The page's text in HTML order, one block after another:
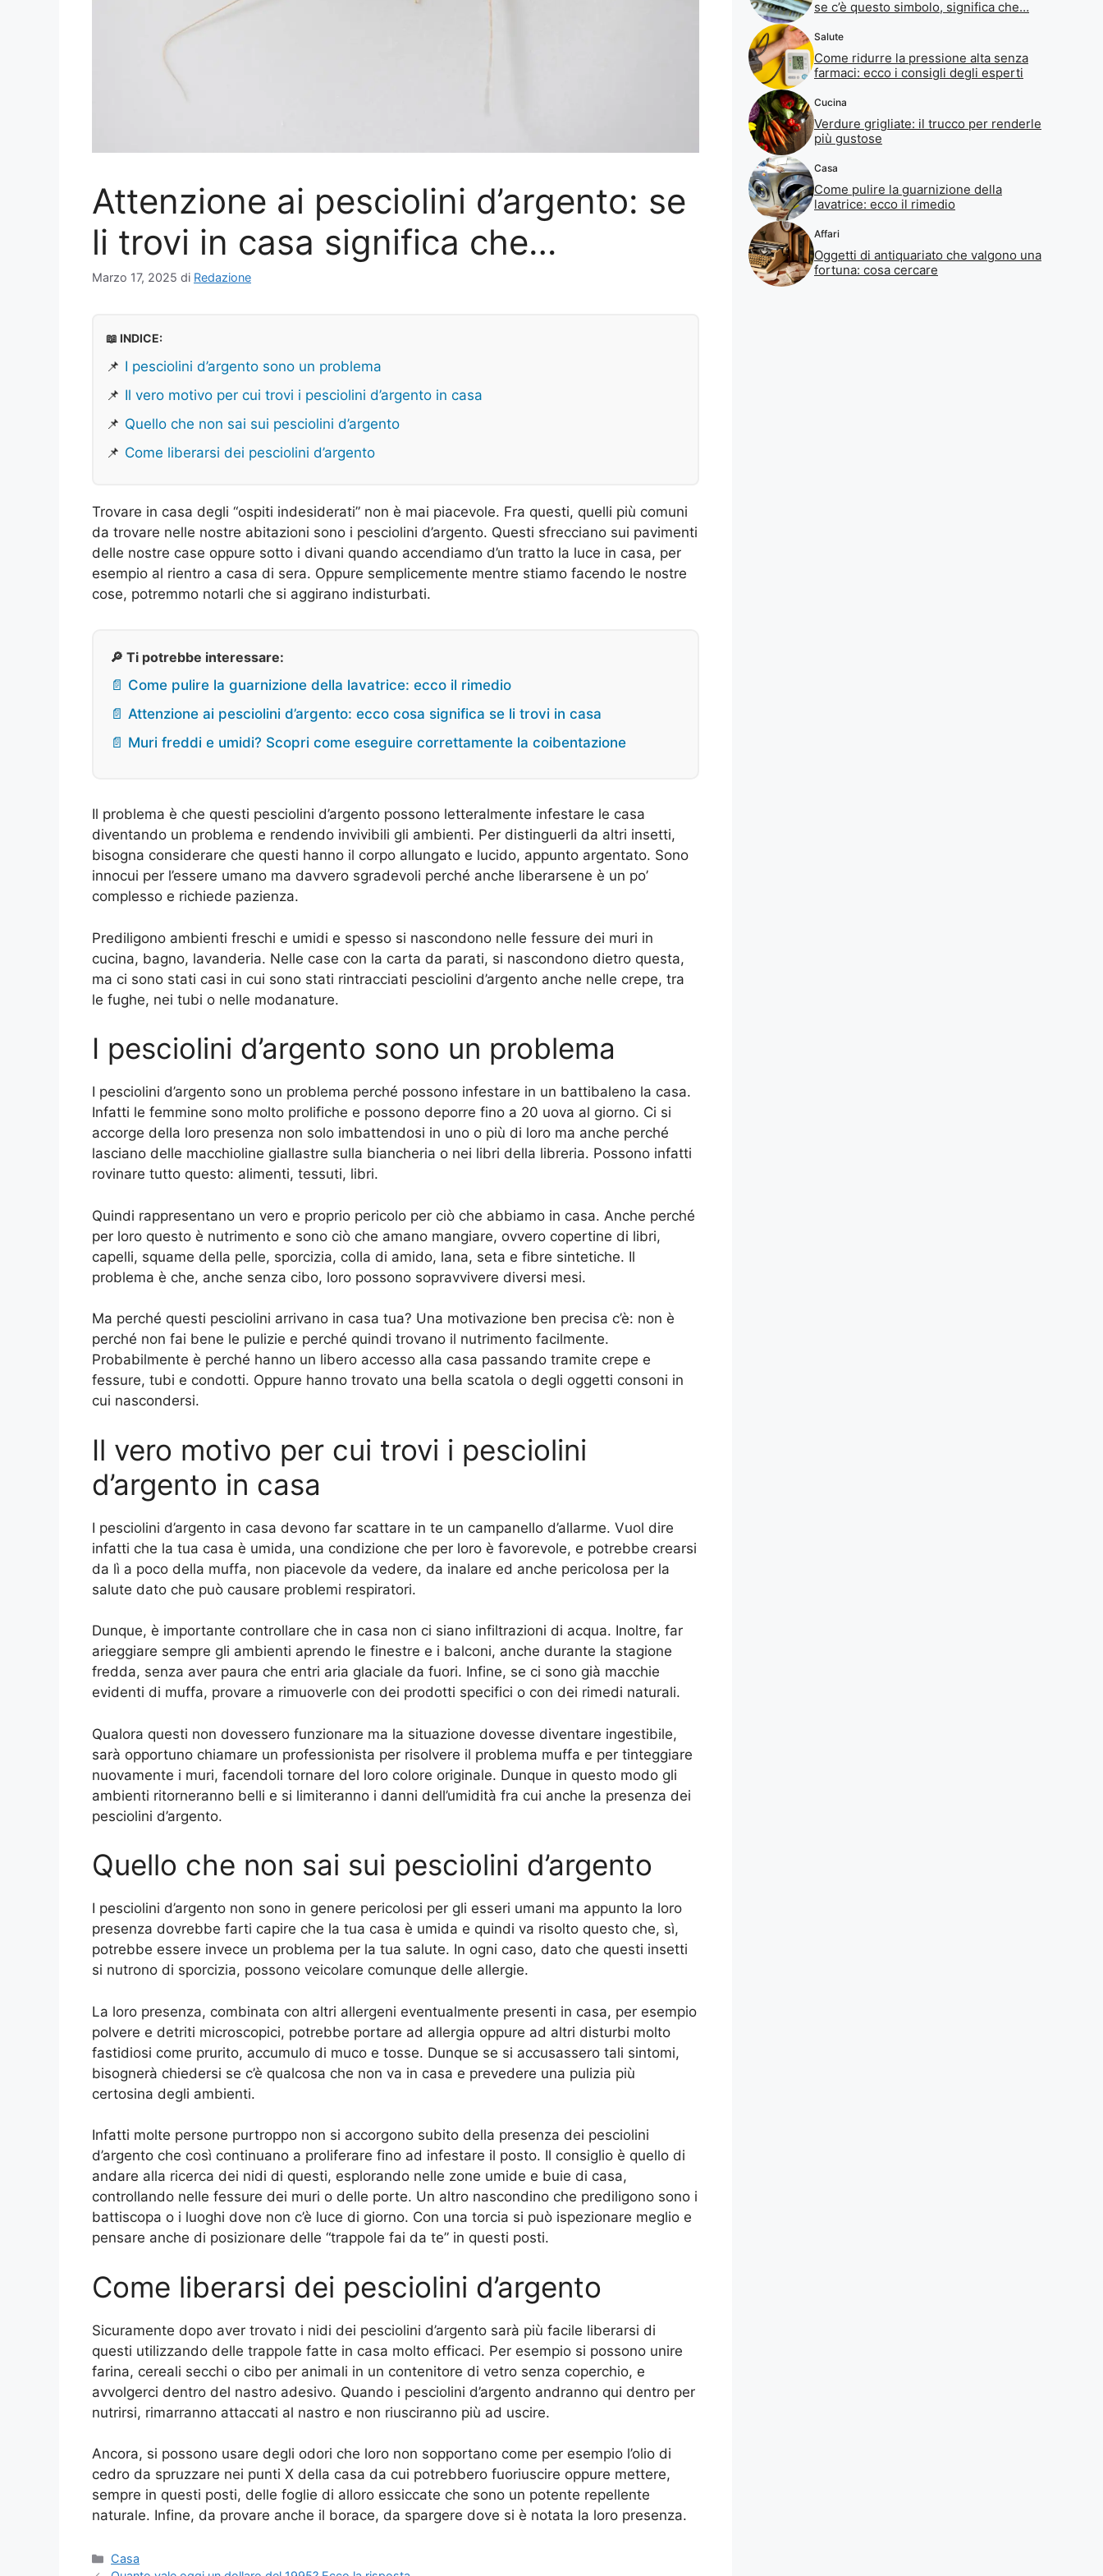
Attenzione ai pesciolini d’argento: se
li trovi in casa significa che…
Marzo 17, 2025 di Redazione
📖 INDICE:
📌 I pesciolini d’argento sono un problema
📌 Il vero motivo per cui trovi i pesciolini d’argento in casa
📌 Quello che non sai sui pesciolini d’argento
📌 Come liberarsi dei pesciolini d’argento
Trovare in casa degli “ospiti indesiderati” non è mai piacevole. Fra questi, quelli più comuni
da trovare nelle nostre abitazioni sono i pesciolini d’argento. Questi sfrecciano sui pavimenti
delle nostre case oppure sotto i divani quando accendiamo d’un tratto la luce in casa, per
esempio al rientro a casa di sera. Oppure semplicemente mentre stiamo facendo le nostre
cose, potremmo notarli che si aggirano indisturbati.
🔎 Ti potrebbe interessare:
📄 Come pulire la guarnizione della lavatrice: ecco il rimedio
📄 Attenzione ai pesciolini d’argento: ecco cosa significa se li trovi in casa
📄 Muri freddi e umidi? Scopri come eseguire correttamente la coibentazione
Il problema è che questi pesciolini d’argento possono letteralmente infestare le casa
diventando un problema e rendendo invivibili gli ambienti. Per distinguerli da altri insetti,
bisogna considerare che questi hanno il corpo allungato e lucido, appunto argentato. Sono
innocui per l’essere umano ma davvero sgradevoli perché anche liberarsene è un po’
complesso e richiede pazienza.
Prediligono ambienti freschi e umidi e spesso si nascondono nelle fessure dei muri in
cucina, bagno, lavanderia. Nelle case con la carta da parati, si nascondono dietro questa,
ma ci sono stati casi in cui sono stati rintracciati pesciolini d’argento anche nelle crepe, tra
le fughe, nei tubi o nelle modanature.
I pesciolini d’argento sono un problema
I pesciolini d’argento sono un problema perché possono infestare in un battibaleno la casa.
Infatti le femmine sono molto prolifiche e possono deporre fino a 20 uova al giorno. Ci si
accorge della loro presenza non solo imbattendosi in uno o più di loro ma anche perché
lasciano delle macchioline giallastre sulla biancheria o nei libri della libreria. Possono infatti
rovinare tutto questo: alimenti, tessuti, libri.
Quindi rappresentano un vero e proprio pericolo per ciò che abbiamo in casa. Anche perché
per loro questo è nutrimento e sono ciò che amano mangiare, ovvero copertine di libri,
capelli, squame della pelle, sporcizia, colla di amido, lana, seta e fibre sintetiche. Il
problema è che, anche senza cibo, loro possono sopravvivere diversi mesi.
Ma perché questi pesciolini arrivano in casa tua? Una motivazione ben precisa c’è: non è
perché non fai bene le pulizie e perché quindi trovano il nutrimento facilmente.
Probabilmente è perché hanno un libero accesso alla casa passando tramite crepe e
fessure, tubi e condotti. Oppure hanno trovato una bella scatola o degli oggetti consoni in
cui nascondersi.
Il vero motivo per cui trovi i pesciolini
d’argento in casa
I pesciolini d’argento in casa devono far scattare in te un campanello d’allarme. Vuol dire
infatti che la tua casa è umida, una condizione che per loro è favorevole, e potrebbe crearsi
da lì a poco della muffa, non piacevole da vedere, da inalare ed anche pericolosa per la
salute dato che può causare problemi respiratori.
Dunque, è importante controllare che in casa non ci siano infiltrazioni di acqua. Inoltre, far
arieggiare sempre gli ambienti aprendo le finestre e i balconi, anche durante la stagione
fredda, senza aver paura che entri aria glaciale da fuori. Infine, se ci sono già macchie
evidenti di muffa, provare a rimuoverle con dei prodotti specifici o con dei rimedi naturali.
Qualora questi non dovessero funzionare ma la situazione dovesse diventare ingestibile,
sarà opportuno chiamare un professionista per risolvere il problema muffa e per tinteggiare
nuovamente i muri, facendoli tornare del loro colore originale. Dunque in questo modo gli
ambienti ritorneranno belli e si limiteranno i danni dell’umidità fra cui anche la presenza dei
pesciolini d’argento.
Quello che non sai sui pesciolini d’argento
I pesciolini d’argento non sono in genere pericolosi per gli esseri umani ma appunto la loro
presenza dovrebbe farti capire che la tua casa è umida e quindi va risolto questo che, sì,
potrebbe essere invece un problema per la tua salute. In ogni caso, dato che questi insetti
si nutrono di sporcizia, possono veicolare comunque delle allergie.
La loro presenza, combinata con altri allergeni eventualmente presenti in casa, per esempio
polvere e detriti microscopici, potrebbe portare ad allergia oppure ad altri disturbi molto
fastidiosi come prurito, accumulo di muco e tosse. Dunque se si accusassero tali sintomi,
bisognerà chiedersi se c’è qualcosa che non va in casa e prevedere una pulizia più
certosina degli ambienti.
Infatti molte persone purtroppo non si accorgono subito della presenza dei pesciolini
d’argento che così continuano a proliferare fino ad infestare il posto. Il consiglio è quello di
andare alla ricerca dei nidi di questi, esplorando nelle zone umide e buie di casa,
controllando nelle fessure dei muri o delle porte. Un altro nascondino che prediligono sono i
battiscopa o i luoghi dove non c’è luce di giorno. Con una torcia si può ispezionare meglio e
pensare anche di posizionare delle “trappole fai da te” in questi posti.
Come liberarsi dei pesciolini d’argento
Sicuramente dopo aver trovato i nidi dei pesciolini d’argento sarà più facile liberarsi di
questi utilizzando delle trappole fatte in casa molto efficaci. Per esempio si possono unire
farina, cereali secchi o cibo per animali in un contenitore di vetro senza coperchio, e
avvolgerci dentro del nastro adesivo. Quando i pesciolini d’argento andranno qui dentro per
nutrirsi, rimarranno attaccati al nastro e non riusciranno più ad uscire.
Ancora, si possono usare degli odori che loro non sopportano come per esempio l’olio di
cedro da spruzzare nei punti X della casa da cui potrebbero fuoriuscire oppure mettere,
sempre in questi posti, delle foglie di alloro essiccate che sono un potente repellente
naturale. Infine, da provare anche il borace, da spargere dove si è notata la loro presenza.
Categorie
Casa
se c’è questo simbolo, significa che…
Salute
Come ridurre la pressione alta senza
farmaci: ecco i consigli degli esperti
Cucina
Verdure grigliate: il trucco per renderle
più gustose
Casa
Come pulire la guarnizione della
lavatrice: ecco il rimedio
Affari
Oggetti di antiquariato che valgono una
fortuna: cosa cercare